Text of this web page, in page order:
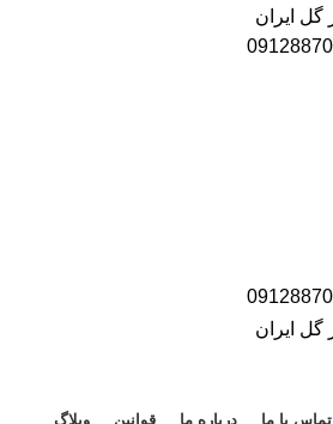
تماس با ما درباره ما قوانین وبلاگ